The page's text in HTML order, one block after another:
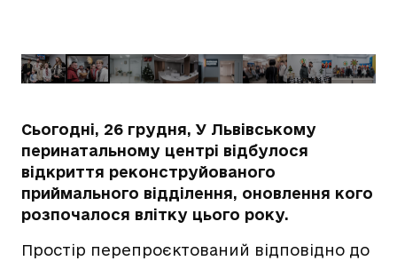
Сьогодні, 26 грудня, У Львівському
перинатальному центрі відбулося
відкриття реконструйованого
приймального відділення, оновлення кого
розпочалося влітку цього року.
Простір перепроєктований відповідно до